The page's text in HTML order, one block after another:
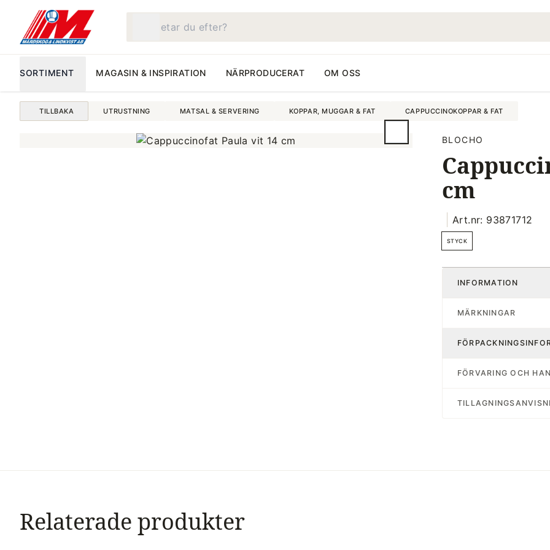
SORTIMENT MAGASIN & INSPIRATION NÄRPRODUCERAT OM OSS
TILLBAKA UTRUSTNING MATSAL & SERVERING KOPPAR, MUGGAR & FAT CAPPUCCINOKOPPAR & FAT
BLOCHO
cm
Art.nr: 93871712
STYCK
INFORMATION
MÄRKNINGAR
FÖRVARING OCH
Relaterade produkter